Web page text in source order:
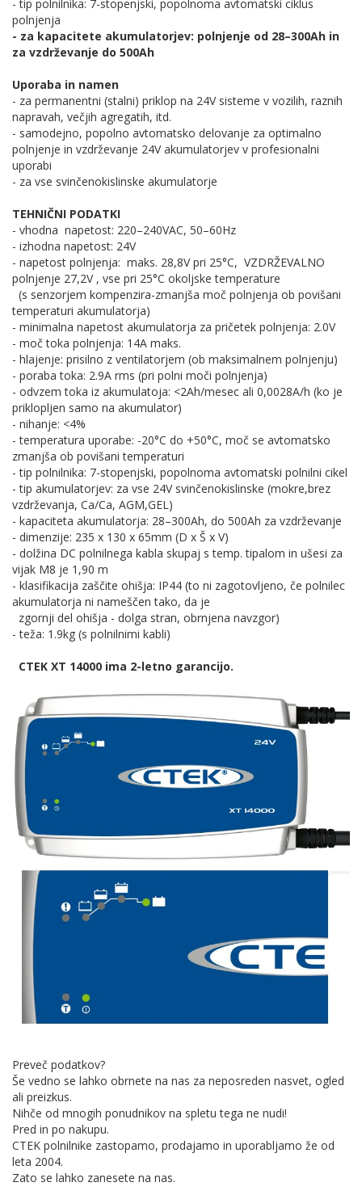
- tip polnilnika: 7-stopenjski, popolnoma avtomatski ciklus
polnjenja
- za kapacitete akumulatorjev: polnjenje od 28–300Ah in
za vzdrževanje do 500Ah
Uporaba in namen
- za permanentni (stalni) priklop na 24V sisteme v vozilih, raznih
napravah, večjih agregatih, itd.
- samodejno, popolno avtomatsko delovanje za optimalno
polnjenje in vzdrževanje 24V akumulatorjev v profesionalni
uporabi
- za vse svinčenokislinske akumulatorje
TEHNIČNI PODATKI
- vhodna napetost: 220–240VAC, 50–60Hz
- izhodna napetost: 24V
- napetost polnjenja: maks. 28,8V pri 25°C, VZDRŽEVALNO
polnjenje 27,2V , vse pri 25°C okoljske temperature
(s senzorjem kompenzira-zmanjša moč polnjenja ob povišani
temperaturi akumulatorja)
- minimalna napetost akumulatorja za pričetek polnjenja: 2.0V
- moč toka polnjenja: 14A maks.
- hlajenje: prisilno z ventilatorjem (ob maksimalnem polnjenju)
- poraba toka: 2.9A rms (pri polni moči polnjenja)
- odvzem toka iz akumulatoja: <2Ah/mesec ali 0,0028A/h (ko je
priklopljen samo na akumulator)
- nihanje: <4%
- temperatura uporabe: -20°C do +50°C, moč se avtomatsko
zmanjša ob povišani temperaturi
- tip polnilnika: 7-stopenjski, popolnoma avtomatski polnilni cikel
- tip akumulatorjev: za vse 24V svinčenokislinske (mokre,brez
vzdrževanja, Ca/Ca, AGM,GEL)
- kapaciteta akumulatorja: 28–300Ah, do 500Ah za vzdrževanje
- dimenzije: 235 x 130 x 65mm (D x Š x V)
- dolžina DC polnilnega kabla skupaj s temp. tipalom in ušesi za
vijak M8 je 1,90 m
- klasifikacija zaščite ohišja: IP44 (to ni zagotovljeno, če polnilec
akumulatorja ni nameščen tako, da je
zgornji del ohišja - dolga stran, obrnjena navzgor)
- teža: 1.9kg (s polnilnimi kabli)
CTEK XT 14000 ima 2-letno garancijo.
Preveč podatkov?
Še vedno se lahko obrnete na nas za neposreden nasvet, ogled
ali preizkus.
Nihče od mnogih ponudnikov na spletu tega ne nudi!
Pred in po nakupu.
CTEK polnilnike zastopamo, prodajamo in uporabljamo že od
leta 2004.
Zato se lahko zanesete na nas.